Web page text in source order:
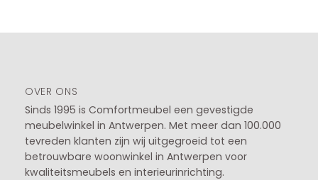
OVER ONS
Sinds 1995 is Comfortmeubel een gevestigde
meubelwinkel in Antwerpen. Met meer dan 100.000
tevreden klanten zijn wij uitgegroeid tot een
betrouwbare woonwinkel in Antwerpen voor
kwaliteitsmeubels en interieurinrichting.